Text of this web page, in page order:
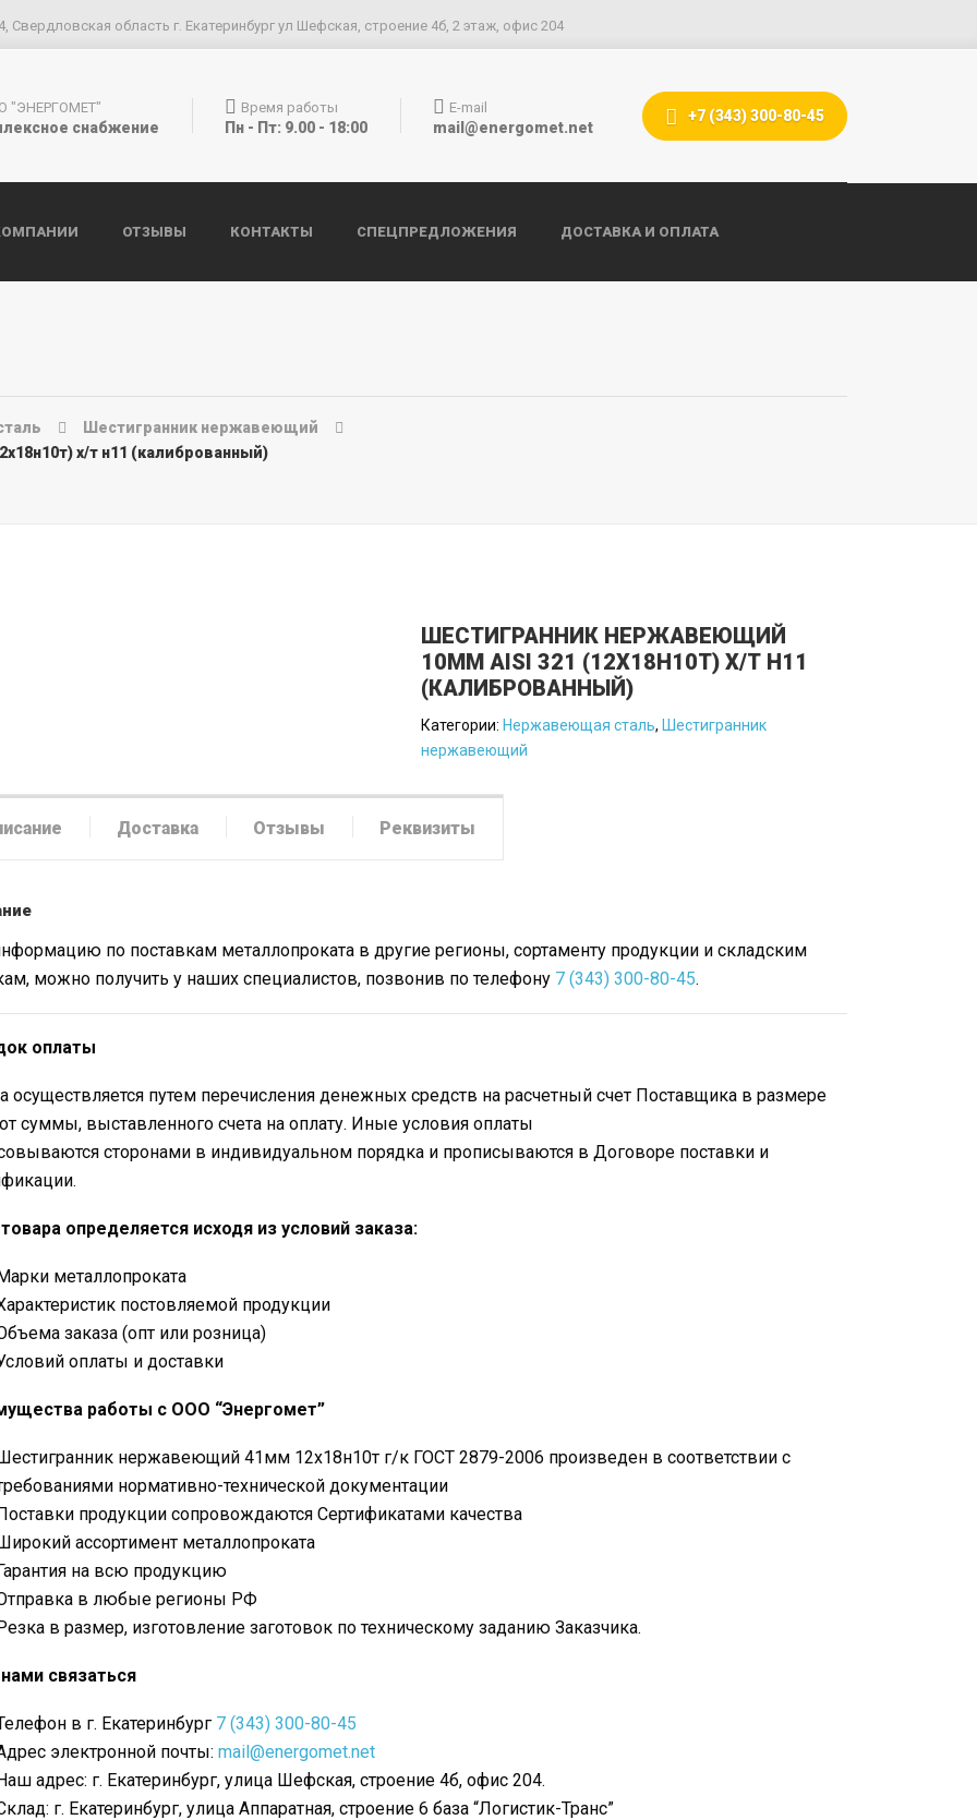
Свердловская область г. Екатеринбург ул Шефская, строение 4б, 2 этаж, офис 204
ОТЗЫВЫ КОНТАКТЫ СПЕЦПРЕДЛОЖЕНИЯ ДОСТАВКА И ОПЛАТА
"ЭНЕРГОМЕТ"
снабжение
Время работы
Пн - Пт: 9.00 - 18:00
E-mail
mail@energomet.net
+7 (343) 300-80-45
Шестигранник нержавеющий
х/т н11 (калиброванный)
ШЕСТИГРАННИК НЕРЖАВЕЮЩИЙ
10ММ AISI 321 (12Х18Н10Т) Х/Т Н11
(КАЛИБРОВАННЫЙ)
Категории: Нержавеющая сталь, Шестигранник
нержавеющий
Доставка Отзывы Реквизиты
по поставкам металлопроката в другие регионы, сортаменту продукции и складским
можно получить у наших специалистов, позвонив по телефону 7 (343) 300-80-45.
оплаты
осуществляется путем перечисления денежных средств на расчетный счет Поставщика в размере
суммы, выставленного счета на оплату. Иные условия оплаты
сторонами в индивидуальном порядка и прописываются в Договоре поставки и
определяется исходя из условий заказа:
металлопроката
постовляемой продукции
заказа (опт или розница)
оплаты и доставки
работы с ООО “Энергомет”
нержавеющий 41мм 12х18н10т г/к ГОСТ 2879-2006 произведен в соответствии с
нормативно-технической документации
продукции сопровождаются Сертификатами качества
ассортимент металлопроката
на всю продукцию
в любые регионы РФ
в размер, изготовление заготовок по техническому заданию Заказчика.
связаться
в г. Екатеринбург 7 (343) 300-80-45
электронной почты: mail@energomet.net
адрес: г. Екатеринбург, улица Шефская, строение 4б, офис 204.
г. Екатеринбург, улица Аппаратная, строение 6 база “Логистик-Транс”